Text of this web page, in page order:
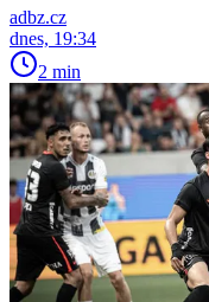
adbz.cz
dnes, 19:34
2 min